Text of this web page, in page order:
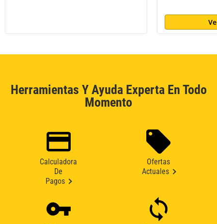
Herramientas Y Ayuda Experta En Todo
Momento
Calculadora
De
Pagos
Ofertas
Actuales